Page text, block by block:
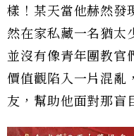
樣！某天當他赫然發
然在家私藏一名猶太
並沒有像青年團教官
價值觀陷入一片混亂
友，幫助他面對那盲